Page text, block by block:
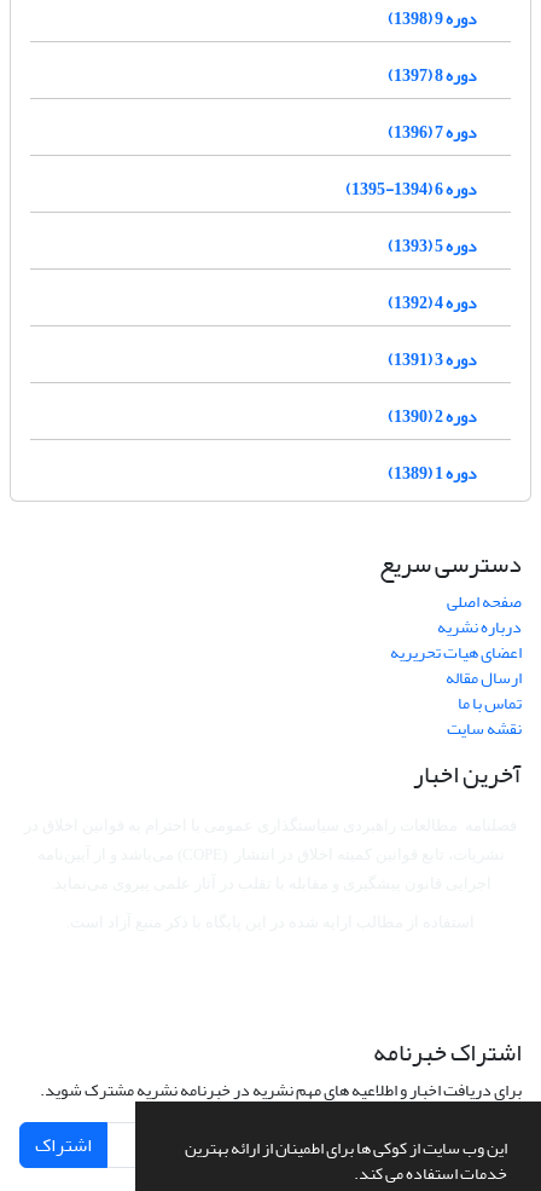
این وب سایت از کوکی ها برای اطمینان از ارائه بهترین
خدمات استفاده می کند.
دوره 9 (1398)
دوره 8 (1397)
دوره 7 (1396)
دوره 6 (1394-1395)
دوره 5 (1393)
دوره 4 (1392)
دوره 3 (1391)
دوره 2 (1390)
دوره 1 (1389)
دسترسی سریع
صفحه اصلی
درباره نشریه
اعضای هیات تحریریه
ارسال مقاله
تماس با ما
نقشه سایت
آخرین اخبار
اشتراک خبرنامه
برای دریافت اخبار و اطلاعیه های مهم نشریه در خبرنامه نشریه مشترک شوید.
اشتراک